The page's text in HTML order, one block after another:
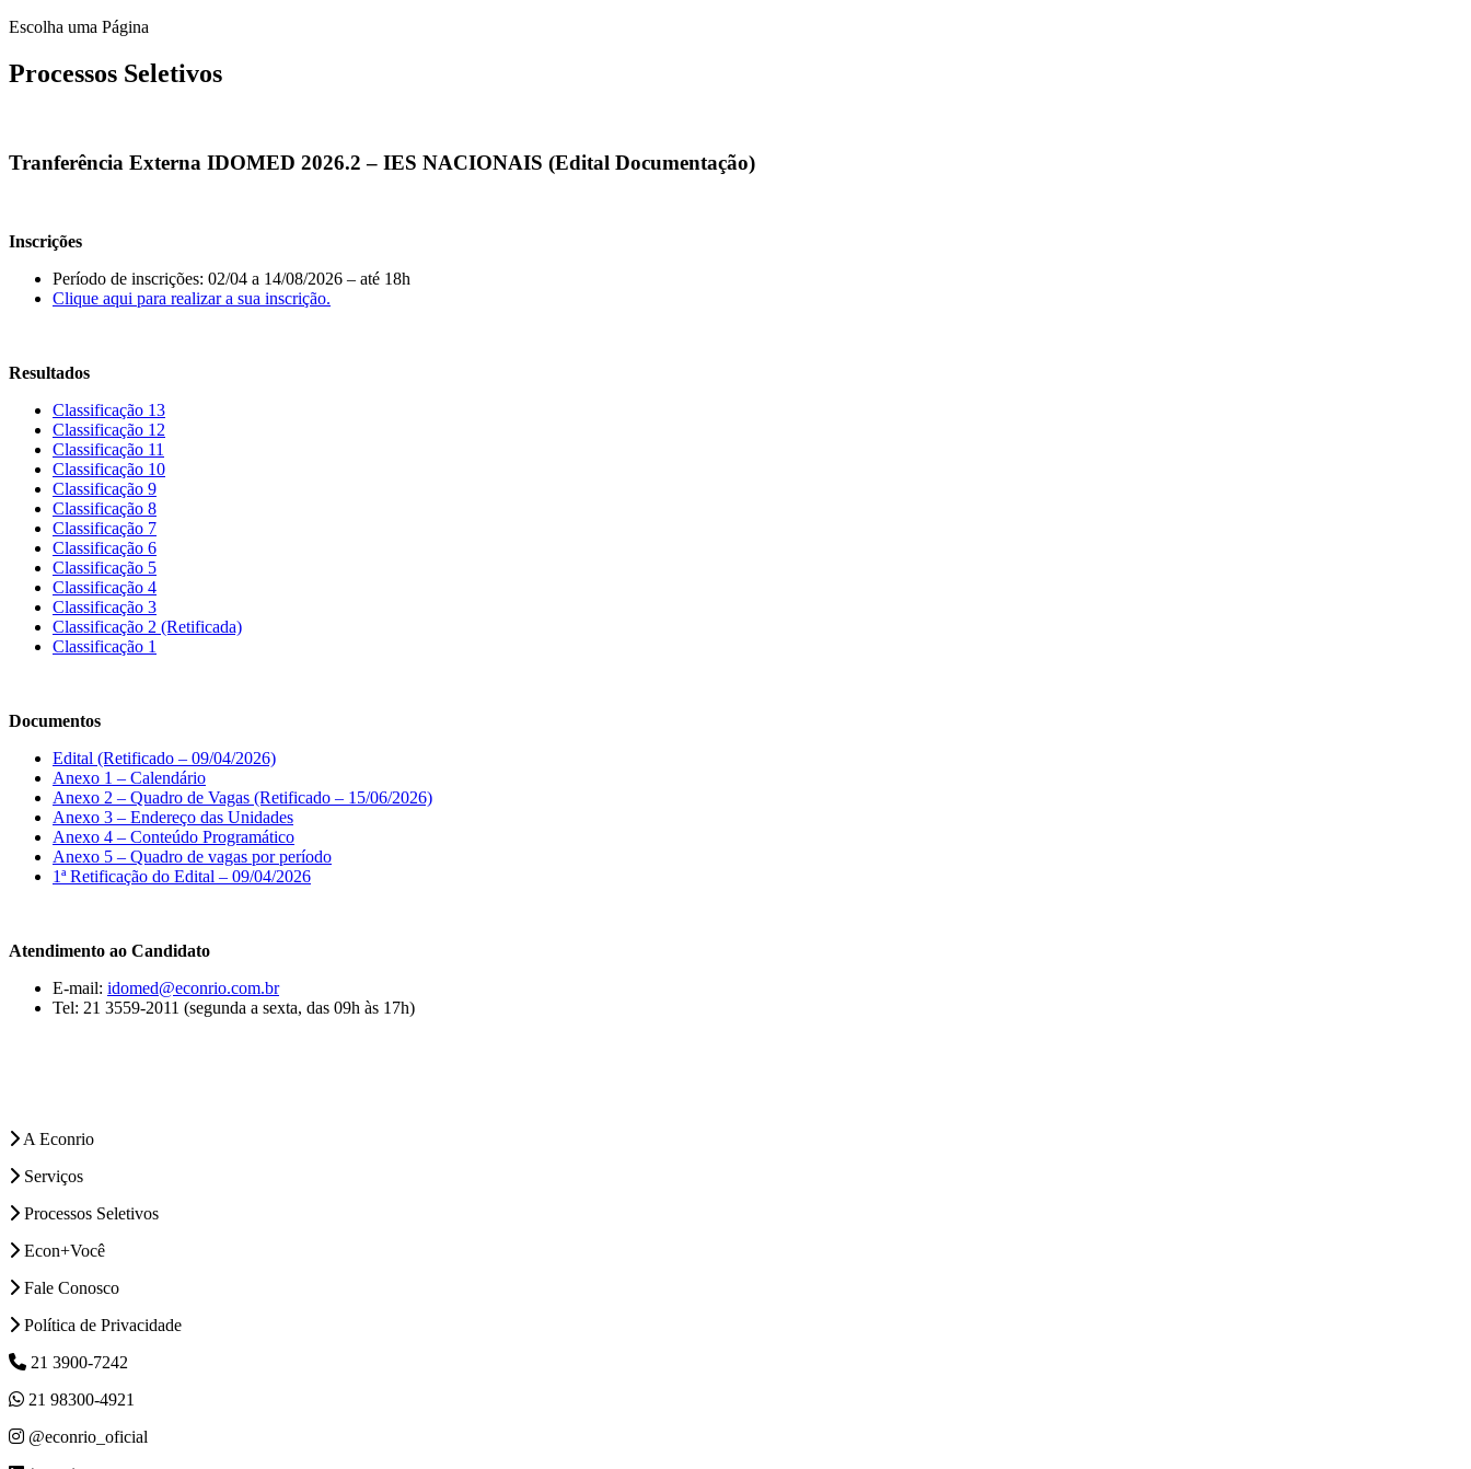
Escolha uma Página
Processos Seletivos
Tranferência Externa IDOMED 2026.2 – IES NACIONAIS (Edital Documentação)
Inscrições
Período de inscrições: 02/04 a 14/08/2026 – até 18h
Clique aqui para realizar a sua inscrição.
Resultados
Classificação 13
Classificação 12
Classificação 11
Classificação 10
Classificação 9
Classificação 8
Classificação 7
Classificação 6
Classificação 5
Classificação 4
Classificação 3
Classificação 2 (Retificada)
Classificação 1
Documentos
Edital (Retificado – 09/04/2026)
Anexo 1 – Calendário
Anexo 2 – Quadro de Vagas (Retificado – 15/06/2026)
Anexo 3 – Endereço das Unidades
Anexo 4 – Conteúdo Programático
Anexo 5 – Quadro de vagas por período
1ª Retificação do Edital – 09/04/2026
Atendimento ao Candidato
E-mail: idomed@econrio.com.br
Tel: 21 3559-2011 (segunda a sexta, das 09h às 17h)
A Econrio
Serviços
Processos Seletivos
Econ+Você
Fale Conosco
Política de Privacidade
21 3900-7242
21 98300-4921
@econrio_oficial